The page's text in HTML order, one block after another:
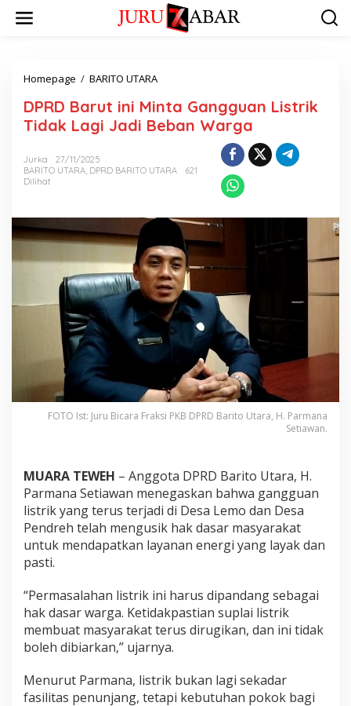
Homepage / BARITO UTARA
DPRD Barut ini Minta Gangguan Listrik
Tidak Lagi Jadi Beban Warga
Jurka
27/11/2025
BARITO UTARA, DPRD BARITO UTARA
621
Dilihat
FOTO Ist: Juru Bicara Fraksi PKB DPRD Barito Utara, H. Parmana
Setiawan.
MUARA TEWEH – Anggota DPRD Barito Utara, H.
Parmana Setiawan menegaskan bahwa gangguan
listrik yang terus terjadi di Desa Lemo dan Desa
Pendreh telah mengusik hak dasar masyarakat
untuk mendapatkan layanan energi yang layak dan
pasti.
“Permasalahan listrik ini harus dipandang sebagai
hak dasar warga. Ketidakpastian suplai listrik
membuat masyarakat terus dirugikan, dan ini tidak
boleh dibiarkan,” ujarnya.
Menurut Parmana, listrik bukan lagi sekadar
fasilitas penunjang, tetapi kebutuhan pokok bagi